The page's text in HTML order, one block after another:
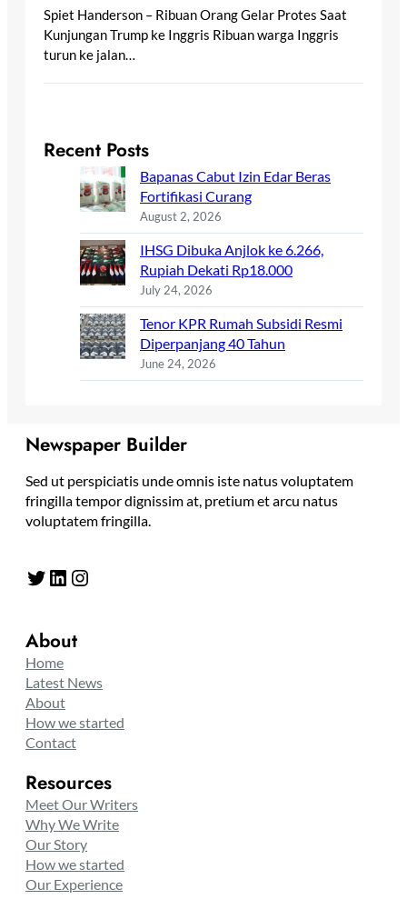
Spiet Handerson – Ribuan Orang Gelar Protes Saat
Kunjungan Trump ke Inggris Ribuan warga Inggris
turun ke jalan…
Recent Posts
Bapanas Cabut Izin Edar Beras
Fortifikasi Curang
August 2, 2026
IHSG Dibuka Anjlok ke 6.266,
Rupiah Dekati Rp18.000
July 24, 2026
Tenor KPR Rumah Subsidi Resmi
Diperpanjang 40 Tahun
June 24, 2026
Newspaper Builder
Sed ut perspiciatis unde omnis iste natus voluptatem
fringilla tempor dignissim at, pretium et arcu natus
voluptatem fringilla.
Twitter LinkedIn Instagram
About
Home
Latest News
About
How we started
Contact
Resources
Meet Our Writers
Why We Write
Our Story
How we started
Our Experience